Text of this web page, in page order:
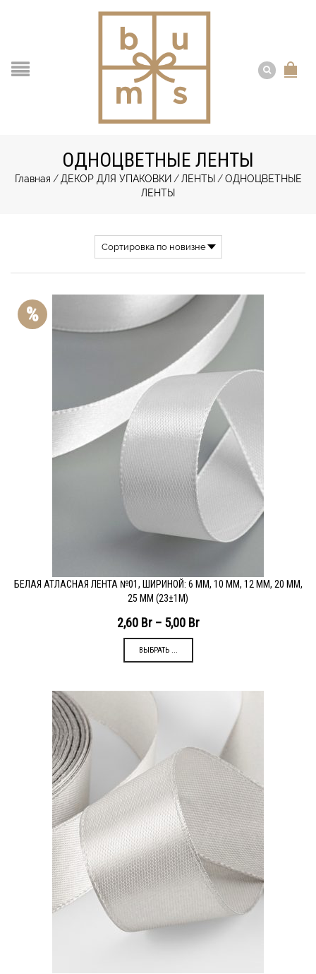
ОДНОЦВЕТНЫЕ ЛЕНТЫ
Главная / ДЕКОР ДЛЯ УПАКОВКИ / ЛЕНТЫ / ОДНОЦВЕТНЫЕ
ЛЕНТЫ
%
БЕЛАЯ АТЛАСНАЯ ЛЕНТА №01, ШИРИНОЙ: 6 ММ, 10 ММ, 12 ММ, 20 ММ,
25 ММ (23±1М)
2,60 Br– 5,00 Br
ВЫБРАТЬ ...